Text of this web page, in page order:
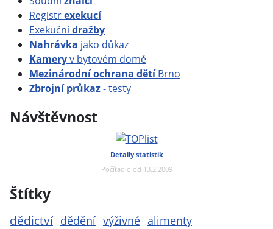
Registrexekucí
Exekučnídražby
Nahrávka jako důkaz
Kameryv bytovém domě
Mezinárodní ochrana dětíBrno
Zbrojní průkaz- testy
Návštěvnost
Detaily statistik
Počítadlo od 13.2.2009
Štítky
dědictví dědění výživné alimenty